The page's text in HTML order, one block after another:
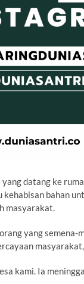
datang ke
kehabisan bahan
masyarakat.
yang semena-
kami. Ia